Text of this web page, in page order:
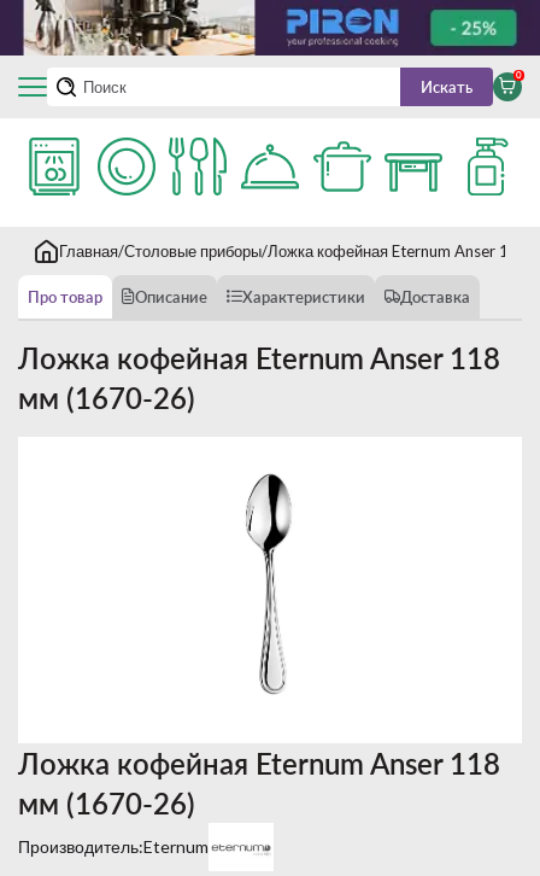
Искать
0
Главная Столовые приборы Ложка кофейная Eternum Anser 118
Про товар Описание Характеристики Доставка
Ложка кофейная Eternum Anser 118
мм (1670-26)
Ложка кофейная Eternum Anser 118
мм (1670-26)
Производитель:Eternum